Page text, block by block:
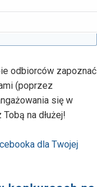
odbiorców zapoznać
(poprzez
się w
na dłużej!
dla Twojej